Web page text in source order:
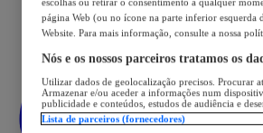
escolhas ou retirar o consentimento a qualquer
página Web (ou no ícone na parte inferior esquerda
Website. Para mais informação, consulte a nossa
Nós e os nossos parceiros tratamos os
Utilizar dados de geolocalização precisos. Procurar
Armazenar e/ou aceder a informações num
publicidade e conteúdos, estudos de audiência e
Lista de parceiros (fornecedores)